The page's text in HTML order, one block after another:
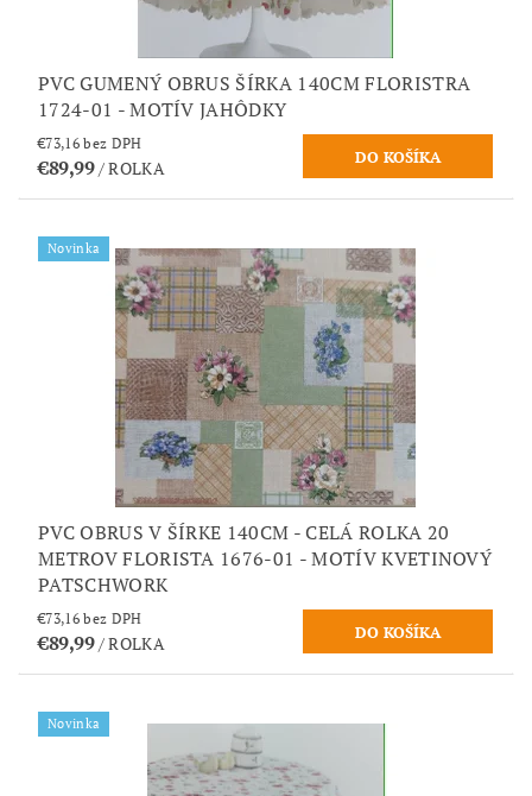
PVC GUMENÝ OBRUS ŠÍRKA 140CM FLORISTRA
1724-01 - MOTÍV JAHÔDKY
€73,16 bez DPH
€89,99/ ROLKA
Novinka
PVC OBRUS V ŠÍRKE 140CM - CELÁ ROLKA 20
METROV FLORISTA 1676-01 - MOTÍV KVETINOVÝ
PATSCHWORK
€73,16 bez DPH
€89,99/ ROLKA
Novinka